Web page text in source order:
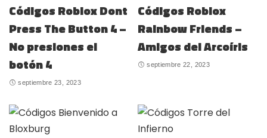
Códigos Roblox Dont
Press The Button 4 –
No presiones el
botón 4
septiembre 23, 2023
Códigos Roblox
Rainbow Friends –
Amigos del Arcoíris
septiembre 22, 2023